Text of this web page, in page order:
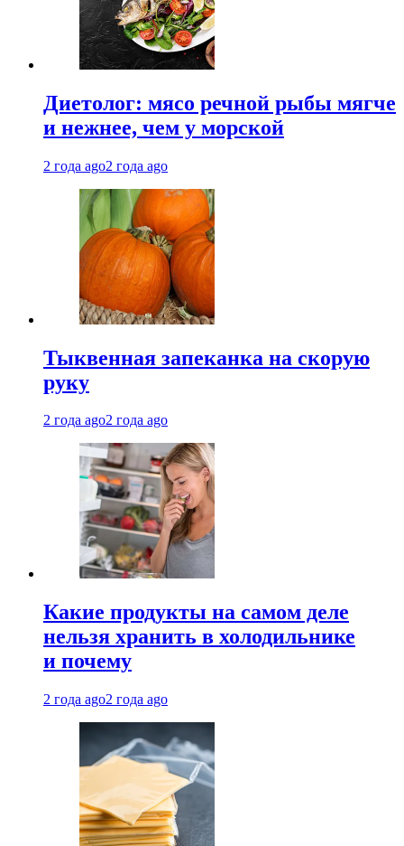
Диетолог: мясо речной рыбы мягче
и нежнее, чем у морской
2 года ago2 года ago
Тыквенная запеканка на скорую
руку
2 года ago2 года ago
Какие продукты на самом деле
нельзя хранить в холодильнике
и почему
2 года ago2 года ago